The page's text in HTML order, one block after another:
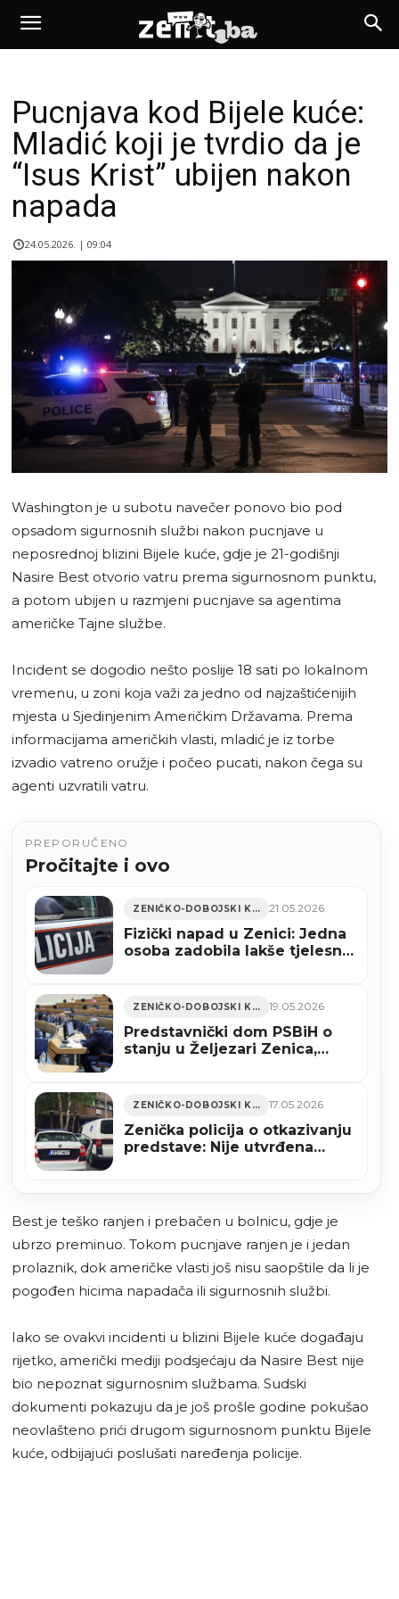
Pucnjava kod Bijele kuće:
Mladić koji je tvrdio da je
“Isus Krist” ubijen nakon
napada
24.05.2026. | 09:04
Washington je u subotu navečer ponovo bio pod
opsadom sigurnosnih službi nakon pucnjave u
neposrednoj blizini Bijele kuće, gdje je 21-godišnji
Nasire Best otvorio vatru prema sigurnosnom punktu,
a potom ubijen u razmjeni pucnjave sa agentima
američke Tajne službe.
Incident se dogodio nešto poslije 18 sati po lokalnom
vremenu, u zoni koja važi za jedno od najzaštićenijih
mjesta u Sjedinjenim Američkim Državama. Prema
informacijama američkih vlasti, mladić je iz torbe
izvadio vatreno oružje i počeo pucati, nakon čega su
agenti uzvratili vatru.
PREPORUČENO
Pročitajte i ovo
ZENIČKO-DOBOJSKI KANTON 21.05.2026
Fizički napad u Zenici: Jedna
osoba zadobila lakše tjelesne
ZENIČKO-DOBOJSKI KANTON 19.05.2026
Predstavnički dom PSBiH o
stanju u Željezari Zenica,
ZENIČKO-DOBOJSKI KANTON 17.05.2026
Zenička policija o otkazivanju
predstave: Nije utvrđena
Best je teško ranjen i prebačen u bolnicu, gdje je
ubrzo preminuo. Tokom pucnjave ranjen je i jedan
prolaznik, dok američke vlasti još nisu saopštile da li je
pogođen hicima napadača ili sigurnosnih službi.
Iako se ovakvi incidenti u blizini Bijele kuće događaju
rijetko, američki mediji podsjećaju da Nasire Best nije
bio nepoznat sigurnosnim službama. Sudski
dokumenti pokazuju da je još prošle godine pokušao
neovlašteno prići drugom sigurnosnom punktu Bijele
kuće, odbijajući poslušati naređenja policije.